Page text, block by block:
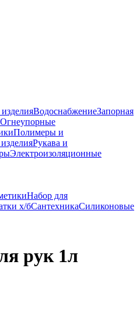
ВодоснабжениеЗапорная
Огнеупорные
Полимеры и
Рукава и
Электроизоляционные
Набор для
х/бСантехникаСиликоновые
рук 1л